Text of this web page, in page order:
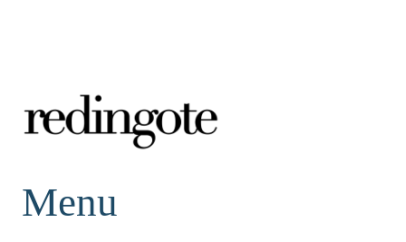
redingote.
Menu